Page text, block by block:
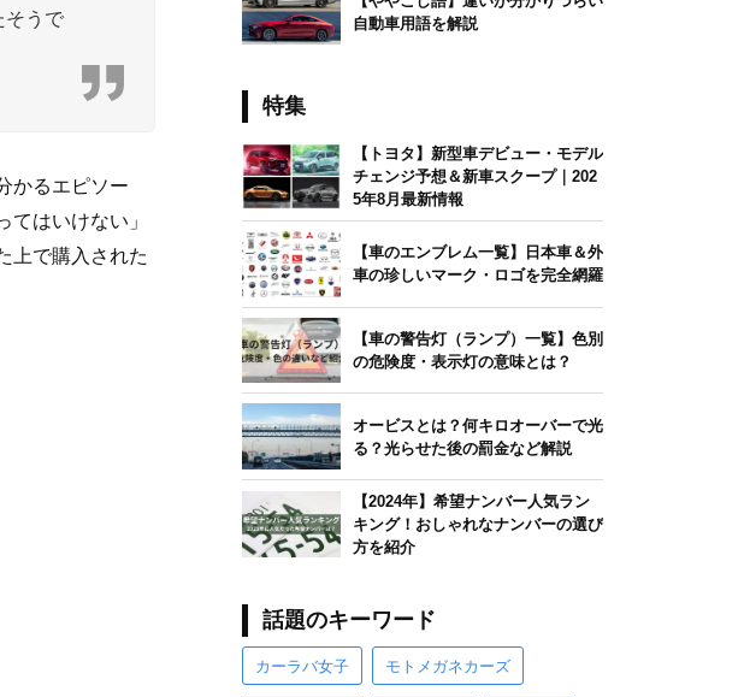
そうで
かるエピソー
はいけない」
上で購入された
自動車用語を解説
特集
【トヨタ】新型車デビュー・モデル
チェンジ予想＆新車スクープ｜202
5年8月最新情報
【車のエンブレム一覧】日本車＆外
車の珍しいマーク・ロゴを完全網羅
【車の警告灯（ランプ）一覧】色別
の危険度・表示灯の意味とは？
オービスとは？何キロオーバーで光
る？光らせた後の罰金など解説
【2024年】希望ナンバー人気ラン
キング！おしゃれなナンバーの選び
方を紹介
話題のキーワード
カーラバ女子 モトメガネカーズ